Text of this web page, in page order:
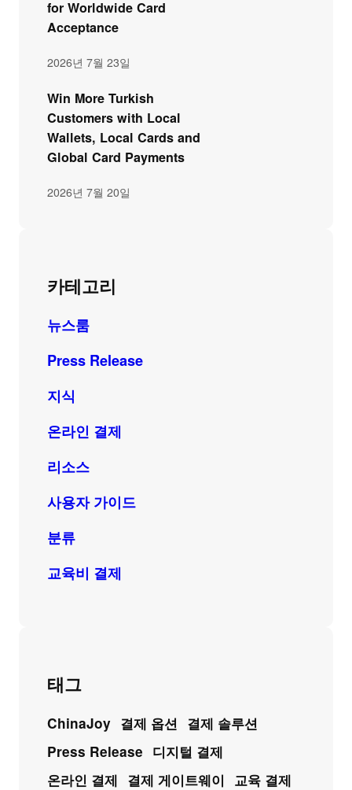
for Worldwide Card
Acceptance
2026년 7월 23일
Win More Turkish
Customers with Local
Wallets, Local Cards and
Global Card Payments
2026년 7월 20일
카테고리
뉴스룸
Press Release
지식
온라인 결제
리소스
사용자 가이드
분류
교육비 결제
태그
ChinaJoy 결제 옵션
결제 솔루션
Press Release 디지털 결제
온라인 결제 결제 게이트웨이
교육 결제